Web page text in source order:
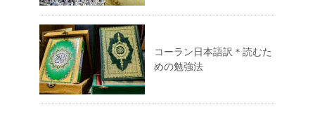
コーラン日本語訳＊読むた
めの勉強法